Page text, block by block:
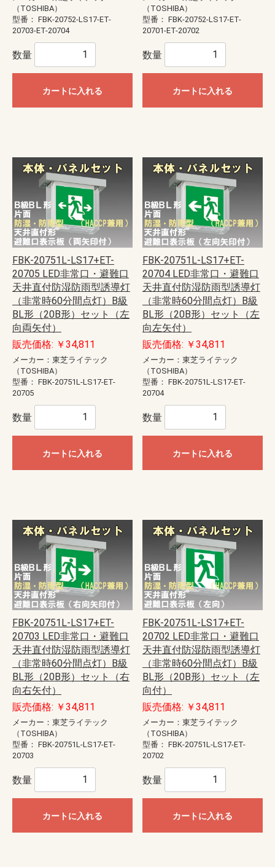
（TOSHIBA）
型番： FBK-20752-LS17-ET-
20703-ET-20704
数量
カートに入れる
（TOSHIBA）
型番： FBK-20752-LS17-ET-
20701-ET-20702
数量
カートに入れる
FBK-20751L-LS17+ET-
20705 LED非常口・避難口
天井直付防湿防雨型誘導灯
（非常時60分間点灯）B級
BL形（20B形）セット（左
向両矢付）
販売価格: ￥34,811
メーカー：東芝ライテック
（TOSHIBA）
型番： FBK-20751L-LS17-ET-
20705
数量
カートに入れる
FBK-20751L-LS17+ET-
20704 LED非常口・避難口
天井直付防湿防雨型誘導灯
（非常時60分間点灯）B級
BL形（20B形）セット（左
向左矢付）
販売価格: ￥34,811
メーカー：東芝ライテック
（TOSHIBA）
型番： FBK-20751L-LS17-ET-
20704
数量
カートに入れる
FBK-20751L-LS17+ET-
20703 LED非常口・避難口
天井直付防湿防雨型誘導灯
（非常時60分間点灯）B級
BL形（20B形）セット（右
向右矢付）
販売価格: ￥34,811
メーカー：東芝ライテック
（TOSHIBA）
型番： FBK-20751L-LS17-ET-
20703
数量
カートに入れる
FBK-20751L-LS17+ET-
20702 LED非常口・避難口
天井直付防湿防雨型誘導灯
（非常時60分間点灯）B級
BL形（20B形）セット（左
向付）
販売価格: ￥34,811
メーカー：東芝ライテック
（TOSHIBA）
型番： FBK-20751L-LS17-ET-
20702
数量
カートに入れる